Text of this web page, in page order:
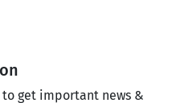
get important news &